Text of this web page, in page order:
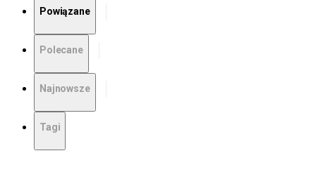
Powiązane
Polecane
Najnowsze
Tagi